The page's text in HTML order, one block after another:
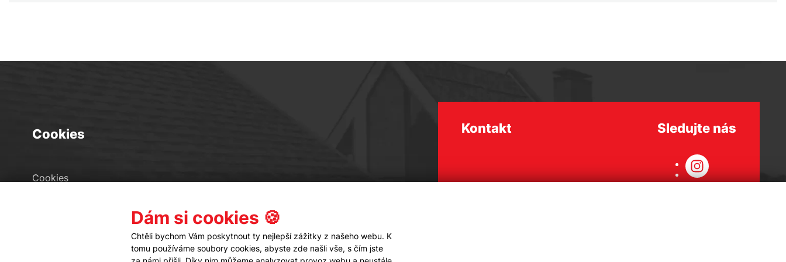
Cookies
Cookies
Kontakt Sledujte nás
Dám si cookies 🍪
Chtěli bychom Vám poskytnout ty nejlepší zážitky z našeho webu. K
tomu používáme soubory cookies, abyste zde našli vše, s čím jste